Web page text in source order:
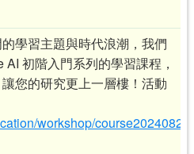
學習主題與時代浪潮，我們
初階入門系列的學習課程，
您的研究更上一層樓！活動
workshop/